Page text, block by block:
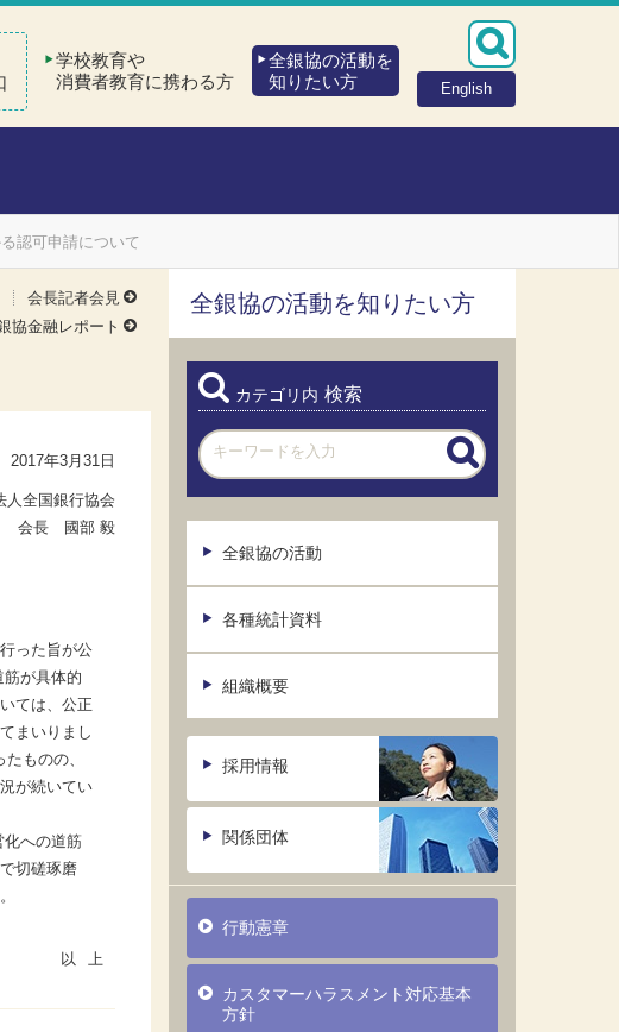
English
学校教育や
消費者教育に携わる方
全銀協の活動を
知りたい方
認可申請について
会長記者会見
協金融レポート
2017年3月31日
人全国銀行協会
会長 國部 毅
った旨が公
が具体的
ては、公正
まいりまし
ものの、
が続いてい
への道筋
切磋琢磨
全銀協の活動を知りたい方
カテゴリ内 検索
全銀協の活動
各種統計資料
組織概要
採用情報
関係団体
行動憲章
カスタマーハラスメント対応基本
方針